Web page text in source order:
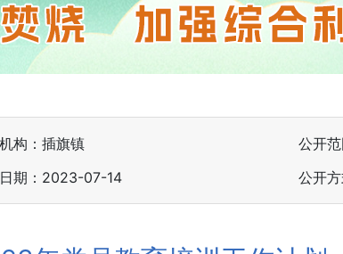
构：插旗镇
公开
期：2023-07-14 公开